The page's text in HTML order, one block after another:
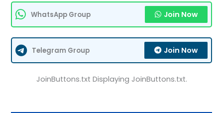
WhatsApp Group Join Now
Telegram Group Join Now
JoinButtons.txt Displaying JoinButtons.txt.